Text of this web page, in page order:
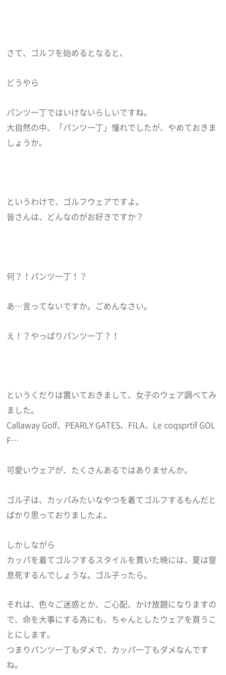
さて、ゴルフを始めるとなると、
どうやら
パンツ一丁ではいけないらしいですね。
大自然の中、「パンツ一丁」憧れでしたが、やめておきま
しょうか。
というわけで、ゴルフウェアですよ。
皆さんは、どんなのがお好きですか？
何？！パンツ一丁！？
あ…言ってないですか。ごめんなさい。
え！？やっぱりパンツ一丁？！
というくだりは置いておきまして、女子のウェア調べてみ
ました。
Callaway Golf、PEARLY GATES、FILA、Le coqsprtif GOL
F…
可愛いウェアが、たくさんあるではありませんか。
ゴル子は、カッパみたいなやつを着てゴルフするもんだと
ばかり思っておりましたよ。
しかしながら
カッパを着てゴルフするスタイルを貫いた暁には、夏は窒
息死するんでしょうな。ゴル子ったら。
それは、色々ご迷惑とか、ご心配、かけ放題になりますの
で、命を大事にする為にも、ちゃんとしたウェアを買うこ
とにします。
つまりパンツ一丁もダメで、カッパ一丁もダメなんです
ね。